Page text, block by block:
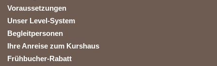
Voraussetzungen
Unser Level-System
Begleitpersonen
Ihre Anreise zum Kurshaus
Frühbucher-Rabatt